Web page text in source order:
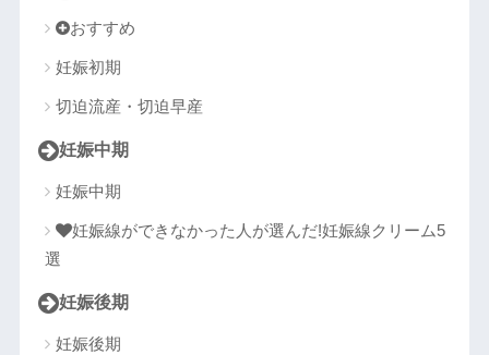
おすすめ
妊娠初期
切迫流産・切迫早産
妊娠中期
妊娠中期
妊娠線ができなかった人が選んだ!妊娠線クリーム5
選
妊娠後期
妊娠後期